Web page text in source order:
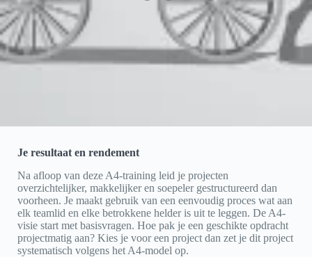
Je resultaat en rendement
Na afloop van deze A4-training leid je projecten
overzichtelijker, makkelijker en soepeler gestructureerd dan
voorheen. Je maakt gebruik van een eenvoudig proces wat aan
elk teamlid en elke betrokkene helder is uit te leggen. De A4-
visie start met basisvragen. Hoe pak je een geschikte opdracht
projectmatig aan? Kies je voor een project dan zet je dit project
systematisch volgens het A4-model op.